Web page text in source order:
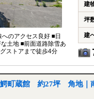
のアクセス良好 ■日
土地 ■前面道路除雪あ
ストアまで徒歩4分
建
坪
建
町蔵館 約27坪 角地｜